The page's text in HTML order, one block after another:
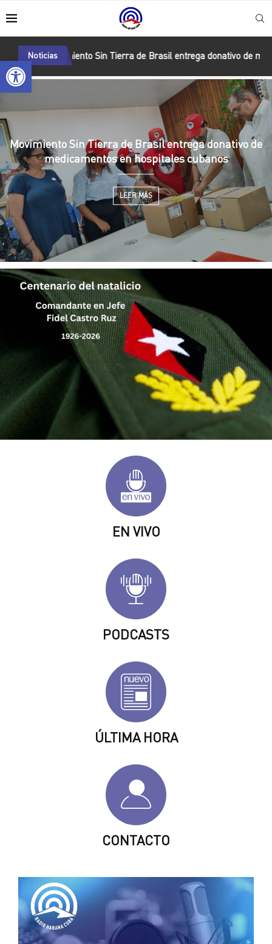
Abrir barra de herramientas
Noticias
Sin Tierra de Brasil entrega donativo de medicamentos en
Movimiento Sin Tierra de Brasil entrega donativo de
medicamentos en hospitales cubanos
LEER MÁS
EN VIVO
PODCASTS
ÚLTIMA HORA
CONTACTO